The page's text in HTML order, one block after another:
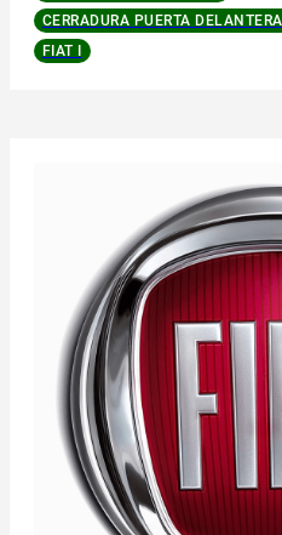
CERRADURA PUERTA
FIAT I